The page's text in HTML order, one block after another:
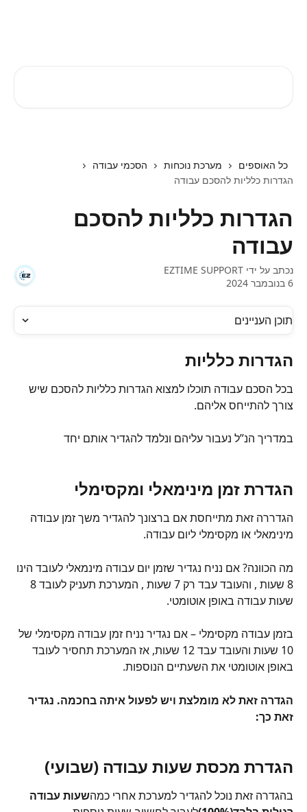
כל האוספים מערכת נוכחות
הסכמי עבודה
הגדרות כלליות להסכם עבודה
הגדרות כלליות להסכם
עבודה
נכתב על ידי EZTIME SUPPORT
6 בנובמבר 2024
תוכן העניינים
הגדרות כלליות
בכל הסכם עבודה תוכלו למצוא הגדרות כלליות להסכם שיש
צורך להתייחס אליהם.
במדריך הנ”ל נעבור עליהם ונלמד להגדיר אותם יחד
הגדרת זמן מינימאלי ומקסימלי
הגדררה זאת מתייחסת אם ברצונך להגדיר משך זמן עבודה
מינימאלי או מקסימלי ליום עבודה.
מה הכוונה? אם נניח נגדיר שזמן יום עבודה מינמאלי לעובד הינו
שעות עבודה באופן אוטומטי.
בזמן עבודה מקסימלי – אם נגדיר נניח זמן עבודה מקסימלי של
10 שעות והעובד עבד 12 שעות, אז המערכת תחסיר לעובד
באופן אוטומטי את השעתיים הנוספות.
הגדרה זאת לא מומלצת ויש לפעול איתה בחכמה. נגדיר
זאת כך:
הגדרת מכסת שעות עבודה (שבועי)
בהגדרה זאת נוכל להגדיר למערכת אחרי כמהשעות עבודה